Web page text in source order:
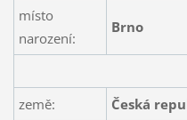
místo
narození:
Brno
země: Česká